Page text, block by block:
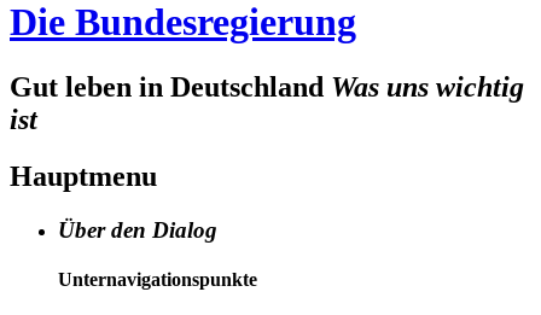
Die Bundesregierung
Gut leben in Deutschland Was uns wichtig
ist
Hauptmenu
Über den Dialog
Unternavigationspunkte